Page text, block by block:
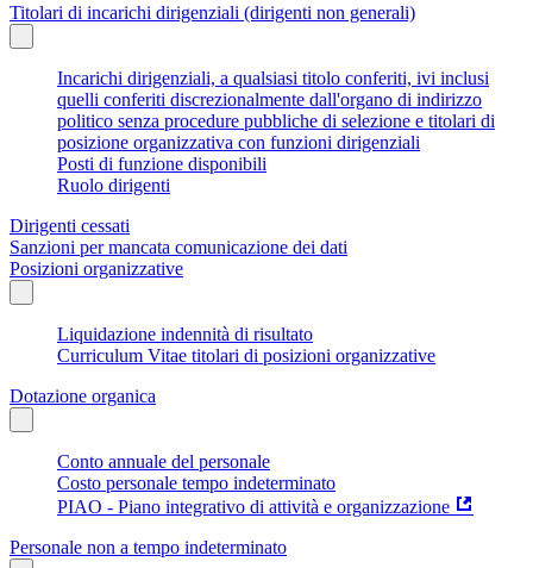
Titolari di incarichi dirigenziali (dirigenti non generali)
Incarichi dirigenziali, a qualsiasi titolo conferiti, ivi inclusi
quelli conferiti discrezionalmente dall'organo di indirizzo
politico senza procedure pubbliche di selezione e titolari di
posizione organizzativa con funzioni dirigenziali
Posti di funzione disponibili
Ruolo dirigenti
Dirigenti cessati
Sanzioni per mancata comunicazione dei dati
Posizioni organizzative
Liquidazione indennità di risultato
Curriculum Vitae titolari di posizioni organizzative
Dotazione organica
Conto annuale del personale
Costo personale tempo indeterminato
PIAO - Piano integrativo di attività e organizzazione
Personale non a tempo indeterminato